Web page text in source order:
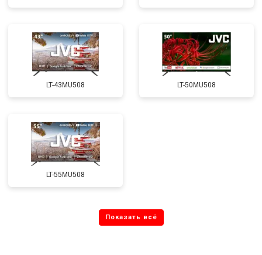
LT-43MU508 LT-50MU508
LT-55MU508